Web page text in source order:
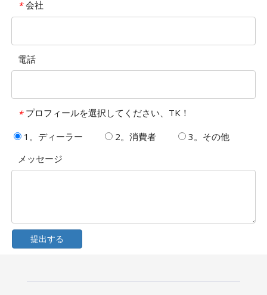
* 会社
電話
* プロフィールを選択してください、TK！
1。ディーラー
2。消費者
3。その他
メッセージ
提出する